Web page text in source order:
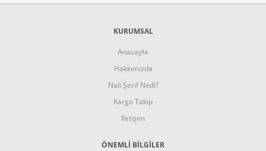
KURUMSAL
Anasayfa
Hakkımızda
Nali Şerif Nedi?
Kargo Takip
İletişim
ÖNEMLİ BİLGİLER